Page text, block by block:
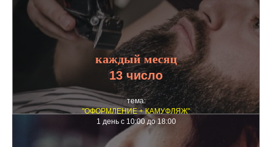
каждый месяц
13 число
тема:
"ОФОРМЛЕНИЕ + КАМУФЛЯЖ"
1 день с 10:00 до 18:00